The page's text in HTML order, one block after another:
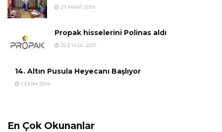
27 MART 2019
Propak hisselerini Polinas aldı
25 EYLÜL 2017
14. Altın Pusula Heyecanı Başlıyor
1 EKIM 2014
En Çok Okunanlar